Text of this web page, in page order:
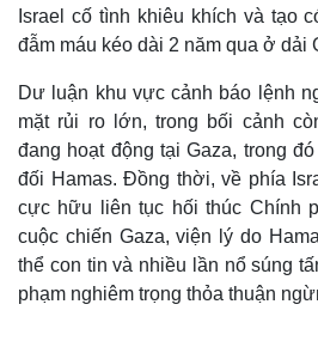
Israel cố tình khiêu khích và tạo
đẫm máu kéo dài 2 năm qua ở dải
Dư luận khu vực cảnh báo lệnh
mặt rủi ro lớn, trong bối cảnh
đang hoạt động tại Gaza, trong
đối Hamas. Đồng thời, về phía
cực hữu liên tục hối thúc Chính
cuộc chiến Gaza, viện lý do
thể con tin và nhiều lần nổ súng
phạm nghiêm trọng thỏa thuận